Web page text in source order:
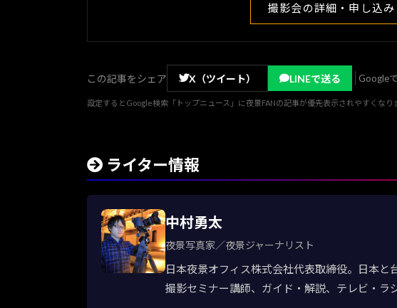
撮影会の詳細・申し込み
この記事をシェア X（ツイート） LINEで送る Google
設定するとGoogle検索「トップニュース」に夜景FANの記事が優先表示されやすくなり
ライター情報
中村勇太
夜景写真家／夜景ジャーナリスト
日本夜景オフィス株式会社代表取締役。日本
撮影セミナー講師、ガイド・解説、テレビ・ラ